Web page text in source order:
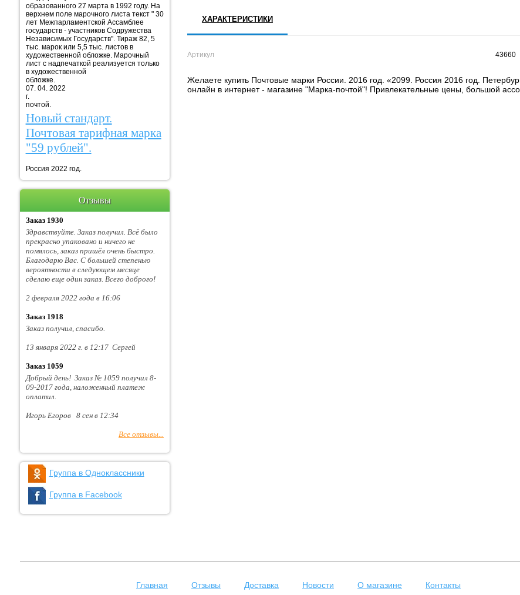
ХАРАКТЕРИСТИКИ
Артикул 43660
Желаете купить Почтовые марки России. 2016 год. «2099. Россия 2016 год.
онлайн в интернет - магазине "Марка-почтой"! Привлекательные цены, большой
образованного 27 марта в 1992 году. На
верхнем поле марочного листа текст " 30
лет Межпарламентской Ассамблее
государств - участников Содружества
Независимых Государств". Тираж 82, 5
тыс. марок или 5,5 тыс. листов в
художественной обложке. Марочный
лист с надпечаткой реализуется только
в художественной
обложке.
07. 04. 2022
г. Марка
почтой.
Новый стандарт.
Почтовая тарифная марка
"59 рублей".
Россия 2022 год.
Отзывы
Заказ 1930
Здравствуйте. Заказ получил. Всё было
прекрасно упаковано и ничего не
помялось, заказ пришёл очень быстро.
Благодарю Вас. С большей степенью
вероятности в следующем месяце
сделаю еще один заказ. Всего доброго!
2 февраля 2022 года в 16:06
Заказ 1918
Заказ получил, спасибо.
13 января 2022 г. в 12:17 Сергей
Заказ 1059
Добрый день! Заказ № 1059 получил 8-
09-2017 года, наложенный платеж
оплатил.
Игорь Егоров 8 сен в 12:34
Все отзывы...
Группа в Одноклассники
Группа в Facebook
Главная Отзывы Доставка Новости О магазине Контакты